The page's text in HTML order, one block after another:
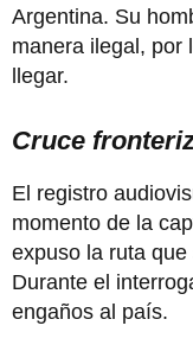
Argentina. Su
manera ilegal, por
llegar.
Cruce
El registro
momento de la
expuso la ruta
Durante el
engaños al país.